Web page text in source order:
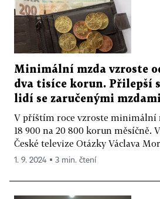
Minimální mzda vzroste
dva tisíce korun. Přilepší
lidí se zaručenými mzdami
V příštím roce vzroste minimální
18 900 na 20 800 korun měsíčně.
České televize Otázky Václava
1. 9. 2024 ▪ 3 min. čtení